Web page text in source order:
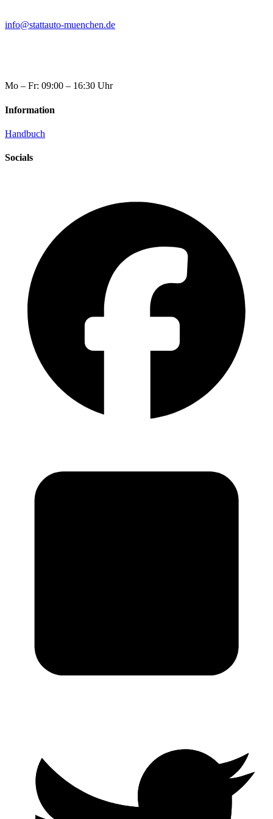
info@stattauto-muenchen.de
Mo – Fr: 09:00 – 16:30 Uhr
Information
Handbuch
Socials